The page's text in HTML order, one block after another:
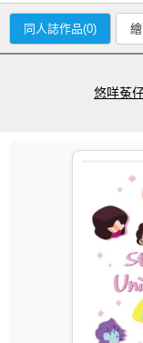
同人誌作品(0)
悠咩菟